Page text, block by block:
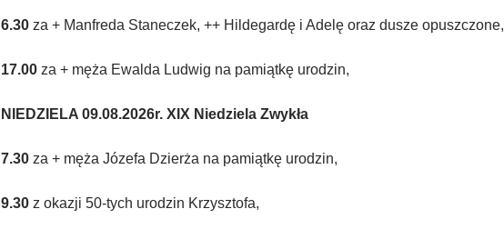
6.30 za + Manfreda Staneczek, ++ Hildegardę i Adelę oraz dusze opuszczone,
17.00 za + męża Ewalda Ludwig na pamiątkę urodzin,
N IEDZIELA 09.08.2026r. XIX Niedziela Zwykła
7.30 za + męża Józefa Dzierża na pamiątkę urodzin,
9.30 zokazji 50-tych urodzin Krzysztofa,